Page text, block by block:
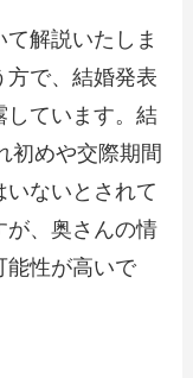
解説いたしま
方で、結婚発表
しています。結
初めや交際期間
ないとされて
が、奥さんの情
能性が高いで